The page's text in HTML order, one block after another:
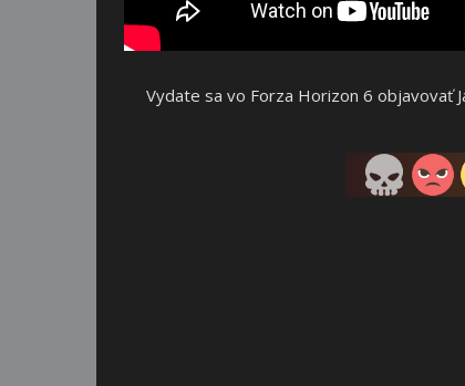
Vydate sa vo Forza Horizon 6 objavovať